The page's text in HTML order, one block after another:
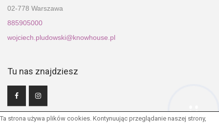
02-778 Warszawa
885905000
wojciech.pludowski@knowhouse.pl
Tu nas znajdziesz
Ta strona używa plików cookies. Kontynuując przeglądanie naszej strony,
Hej! Chętnie Ci pomogę